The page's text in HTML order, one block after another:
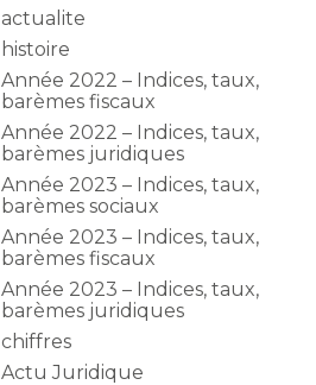
actualite
histoire
Année 2022 – Indices, taux,
barèmes fiscaux
Année 2022 – Indices, taux,
barèmes juridiques
Année 2023 – Indices, taux,
barèmes sociaux
Année 2023 – Indices, taux,
barèmes fiscaux
Année 2023 – Indices, taux,
barèmes juridiques
chiffres
Actu Juridique